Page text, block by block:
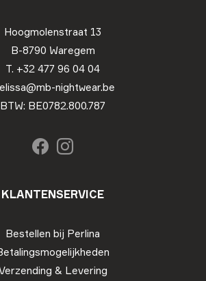
Hoogmolenstraat 13
B-8790 Waregem
T. +32 477 96 04 04
nightwear.be
BTW: BE0782.800.787
KLANTENSERVICE
Bestellen bij Perlina
& Levering